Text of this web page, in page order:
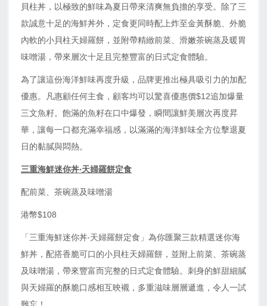
貝柱丼，以極致的鮮味為夏日帶來清爽無負擔的享受。除了三
款誠意十足的海鮮丼外，定食更同時配上炸至金黃酥脆、外脆
內軟的小貝柱天婦羅餅，並附帶精緻前菜、滑嫩茶碗蒸及暖胃
味噌湯，帶來層次十足且完整豐富的日式定食體驗。
為了讓這份海洋鮮味再度升級，品牌更推出極具吸引力的加配
優惠。凡惠顧任何主食，顧客均可以驚喜優惠價$12追加爆量
三文魚籽。飽滿的魚籽在口中爆發，瞬間讓鮮美層次再度昇
華，讓每一口都充滿幸福感，以滿滿的海洋鮮味全方位擊退夏
日的黏膩與悶熱。
三重海鮮迷你丼‧天婦羅餅定食
配前菜、茶碗蒸及味噌湯
港幣$108
「三重海鮮迷你丼‧天婦羅餅定食」為你匯聚三款精選迷你海
鮮丼，配搭香脆可口的小貝柱天婦羅餅，並附上前菜、茶碗蒸
及味噌湯，帶來豐富而完整的日式定食體驗。刺身的鮮甜細膩
與天婦羅的酥脆口感相互映襯，多重滋味層層遞進，令人一試